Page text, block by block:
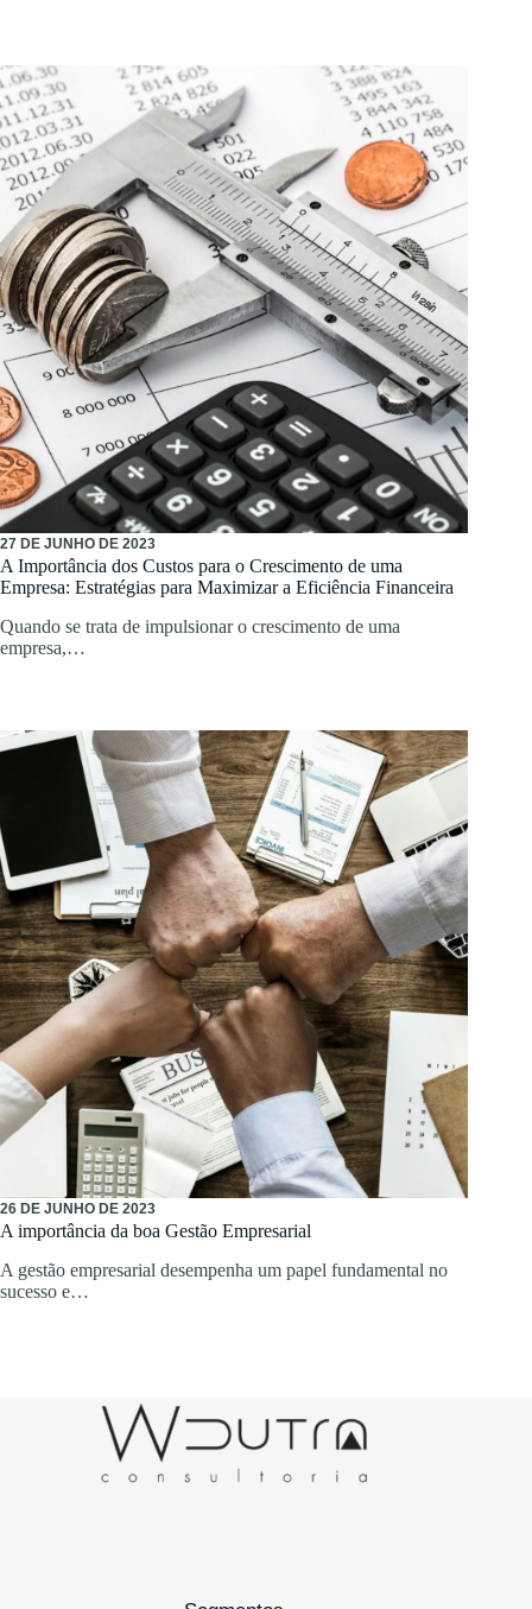
27 DE JUNHO DE 2023
A Importância dos Custos para o Crescimento de uma
Empresa: Estratégias para Maximizar a Eficiência Financeira
Quando se trata de impulsionar o crescimento de uma
empresa,…
26 DE JUNHO DE 2023
A importância da boa Gestão Empresarial
A gestão empresarial desempenha um papel fundamental no
sucesso e…